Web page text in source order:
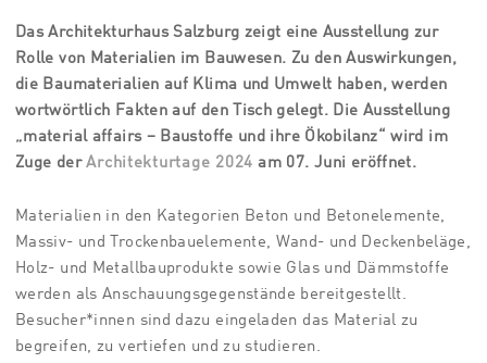
Das Architekturhaus Salzburg zeigt eine Ausstellung zur
Rolle von Materialien im Bauwesen. Zu den Auswirkungen,
die Baumaterialien auf Klima und Umwelt haben, werden
wortwörtlich Fakten auf den Tisch gelegt. Die Ausstellung
„material affairs – Baustoffe und ihre Ökobilanz“ wird im
Zuge derArchitekturtage 2024 am 07. Juni eröffnet.
Materialien in den Kategorien Beton und Betonelemente,
Massiv- und Trockenbauelemente, Wand- und Deckenbeläge,
Holz- und Metallbauprodukte sowie Glas und Dämmstoffe
werden als Anschauungsgegenstände bereitgestellt.
Besucher*innen sind dazu eingeladen das Material zu
begreifen, zu vertiefen und zu studieren.